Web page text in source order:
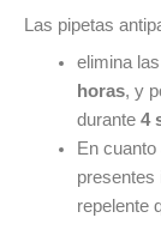
Las pipetas
elimina las
horas, y
durante 4
En cuanto
presentes
repelente